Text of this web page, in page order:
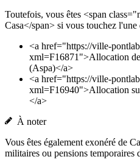
Toutefois, vous êtes <span
Casa</span> si vous touchez l'une
<a href="https://ville-
xml=F16871">Allocation de
(Aspa)</a>
<a href="https://ville-
xml=F16940">Allocation
</a>
À noter
Vous êtes également exonéré de
militaires ou pensions temporaires